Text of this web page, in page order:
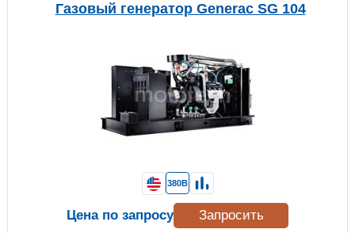
Газовый генератор Generac SG 104
380В
Цена по запросу Запросить